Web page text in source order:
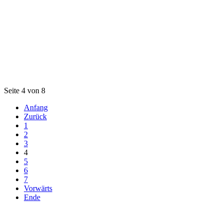
Seite 4 von 8
Anfang
Zurück
1
2
3
4
5
6
7
Vorwärts
Ende